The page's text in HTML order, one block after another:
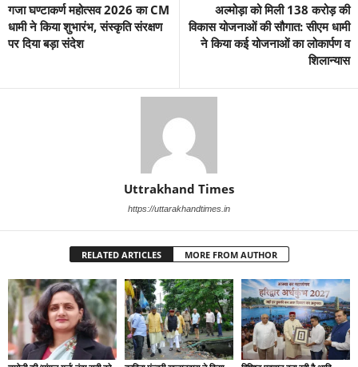
गजा घण्टाकर्ण महोत्सव 2026 का CM
धामी ने किया शुभारंभ, संस्कृति संरक्षण
पर दिया बड़ा संदेश
अल्मोड़ा को मिली 138 करोड़ की
विकास योजनाओं की सौगात: सीएम धामी
ने किया कई योजनाओं का लोकार्पण व
शिलान्यास
Uttrakhand Times
https://uttarakhandtimes.in
RELATED ARTICLES MORE FROM AUTHOR